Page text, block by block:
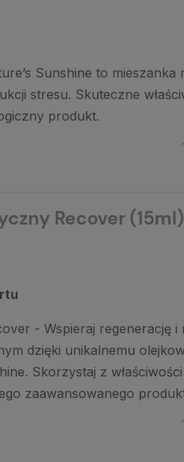
Sunshine to mieszanka
stresu. Skuteczne
produkt.
Recover (15ml)
- Wspieraj regenerację i
dzięki unikalnemu
Skorzystaj z właściwości
zaawansowanego